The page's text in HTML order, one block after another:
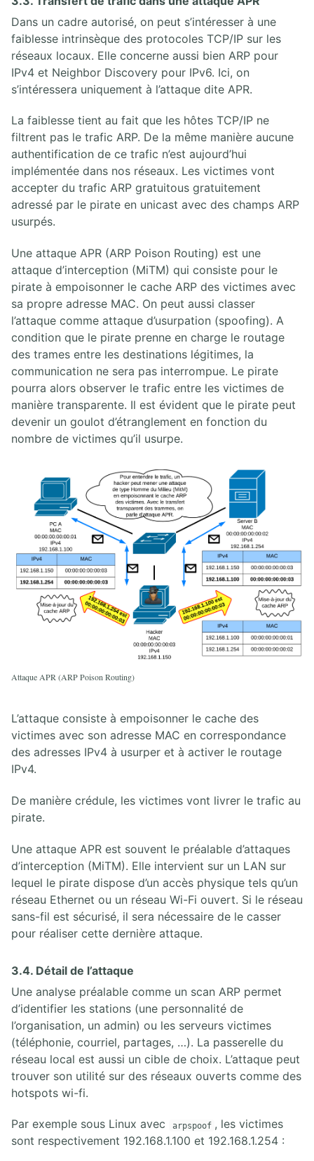
Dans un cadre autorisé, on peut s’intéresser à une
faiblesse intrinsèque des protocoles TCP/IP sur les
réseaux locaux. Elle concerne aussi bien ARP pour
IPv4 et Neighbor Discovery pour IPv6. Ici, on
s’intéressera uniquement à l’attaque dite APR.
La faiblesse tient au fait que les hôtes TCP/IP ne
filtrent pas le trafic ARP. De la même manière aucune
authentification de ce trafic n’est aujourd’hui
implémentée dans nos réseaux. Les victimes vont
accepter du trafic ARP gratuitous gratuitement
adressé par le pirate en unicast avec des champs ARP
usurpés.
Une attaque APR (ARP Poison Routing) est une
attaque d’interception (MiTM) qui consiste pour le
pirate à empoisonner le cache ARP des victimes avec
sa propre adresse MAC. On peut aussi classer
l’attaque comme attaque d’usurpation (spoofing). A
condition que le pirate prenne en charge le routage
des trames entre les destinations légitimes, la
communication ne sera pas interrompue. Le pirate
pourra alors observer le trafic entre les victimes de
manière transparente. Il est évident que le pirate peut
devenir un goulot d’étranglement en fonction du
nombre de victimes qu’il usurpe.
Attaque APR (ARP Poison Routing)
L’attaque consiste à empoisonner le cache des
victimes avec son adresse MAC en correspondance
des adresses IPv4 à usurper et à activer le routage
IPv4.
De manière crédule, les victimes vont livrer le trafic au
pirate.
Une attaque APR est souvent le préalable d’attaques
d’interception (MiTM). Elle intervient sur un LAN sur
lequel le pirate dispose d’un accès physique tels qu’un
réseau Ethernet ou un réseau Wi-Fi ouvert. Si le réseau
sans-fil est sécurisé, il sera nécessaire de le casser
pour réaliser cette dernière attaque.
3.4. Détail de l’attaque
Une analyse préalable comme un scan ARP permet
d’identifier les stations (une personnalité de
l’organisation, un admin) ou les serveurs victimes
(téléphonie, courriel, partages, …). La passerelle du
réseau local est aussi un cible de choix. L’attaque peut
trouver son utilité sur des réseaux ouverts comme des
hotspots wi-fi.
Par exemple sous Linux avec arpspoof , les victimes
sont respectivement 192.168.1.100 et 192.168.1.254 :